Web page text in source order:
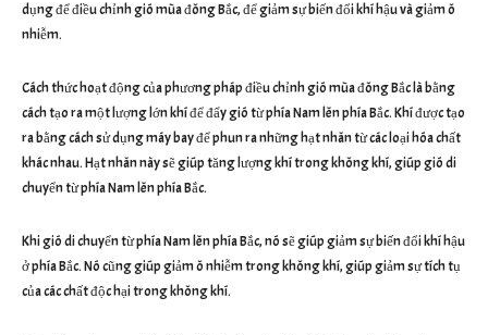
dụng để điều chỉnh gió mùa đông Bắc, để giảm sự biến đổi khí hậu và giảm ô
nhiễm.
Cách thức hoạt động của phương pháp điều chỉnh gió mùa đông Bắc là bằng
cách tạo ra một lượng lớn khí để đẩy gió từ phía Nam lên phía Bắc. Khí được tạo
ra bằng cách sử dụng máy bay để phun ra những hạt nhân từ các loại hóa chất
khác nhau. Hạt nhân này sẽ giúp tăng lượng khí trong không khí, giúp gió di
chuyển từ phía Nam lên phía Bắc.
Khi gió di chuyển từ phía Nam lên phía Bắc, nó sẽ giúp giảm sự biến đổi khí hậu
ở phía Bắc. Nó cũng giúp giảm ô nhiễm trong không khí, giúp giảm sự tích tụ
của các chất độc hại trong không khí.